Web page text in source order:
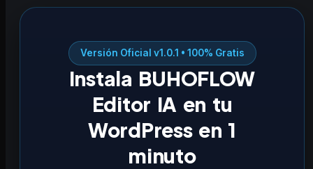
Versión Oficial v1.0.1 • 100% Gratis
Instala BUHOFLOW
Editor IA en tu
WordPress en 1
minuto